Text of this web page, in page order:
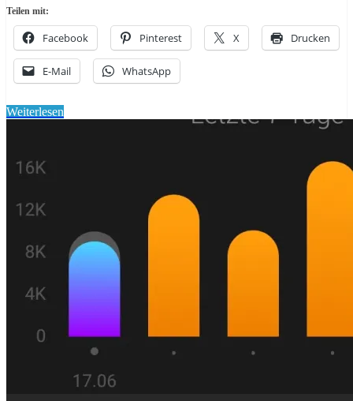
Teilen mit:
Facebook Pinterest X Drucken
E-Mail WhatsApp
Weiterlesen